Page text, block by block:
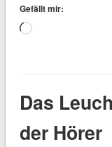
Gefällt mir:
Wird
Das
der Hörer